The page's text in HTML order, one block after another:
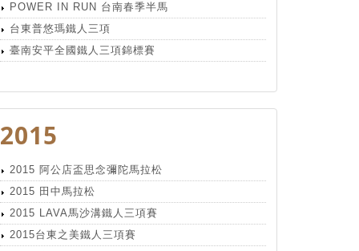
POWER IN RUN 台南春季半馬
台東普悠瑪鐵人三項
臺南安平全國鐵人三項錦標賽
2015
2015 阿公店盃思念彌陀馬拉松
2015 田中馬拉松
2015 LAVA馬沙溝鐵人三項賽
2015台東之美鐵人三項賽